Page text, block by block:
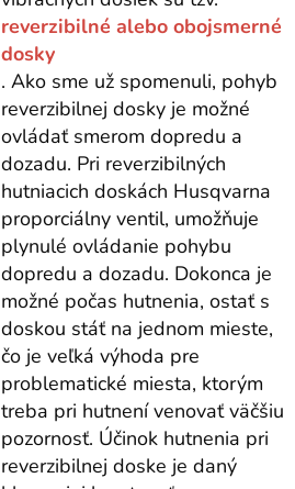
reverzibilné alebo obojsmerné
dosky
. Ako sme už spomenuli, pohyb
reverzibilnej dosky je možné
ovládať smerom dopredu a
dozadu. Pri reverzibilných
hutniacich doskách Husqvarna
proporciálny ventil, umožňuje
plynulé ovládanie pohybu
dopredu a dozadu. Dokonca je
možné počas hutnenia, ostať s
doskou stáť na jednom mieste,
čo je veľká výhoda pre
problematické miesta, ktorým
treba pri hutnení venovať väčšiu
pozornosť. Účinok hutnenia pri
reverzibilnej doske je daný